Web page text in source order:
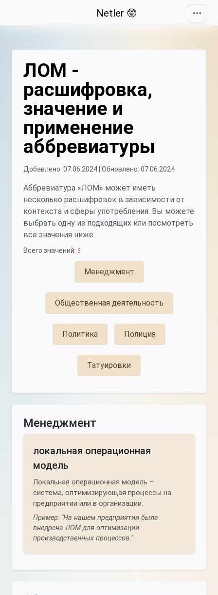
Netler 🤓
ЛОМ -
расшифровка,
значение и
применение
аббревиатуры
Добавлено: 07.06.2024 | Обновлено: 07.06.2024
Аббревиатура «ЛОМ» может иметь
несколько расшифровок в зависимости от
контекста и сферы употребления. Вы можете
выбрать одну из подходящих или посмотреть
все значения ниже.
Всего значений: 5
Менеджмент
Общественная деятельность
Политика Полиция
Татуировки
Менеджмент
локальная операционная
модель
Локальная операционная модель –
система, оптимизирующая процессы на
предприятии или в организации.
Пример: "На нашем предприятии была
внедрена ЛОМ для оптимизации
производственных процессов."